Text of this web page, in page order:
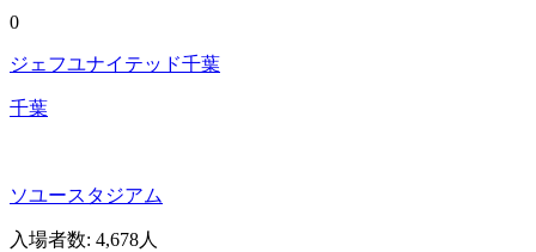
0
ジェフユナイテッド千葉
千葉
ソユースタジアム
入場者数: 4,678人